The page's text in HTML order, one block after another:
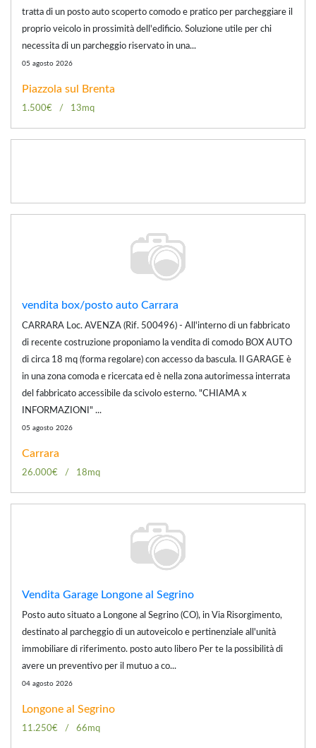
tratta di un posto auto scoperto comodo e pratico per parcheggiare il
proprio veicolo in prossimità dell'edificio. Soluzione utile per chi
necessita di un parcheggio riservato in una...
05 agosto 2026
Piazzola sul Brenta
1.500€ 13mq
vendita box/posto auto Carrara
CARRARA Loc. AVENZA (Rif. 500496) - All'interno di un fabbricato
di recente costruzione proponiamo la vendita di comodo BOX AUTO
di circa 18 mq (forma regolare) con accesso da bascula. Il GARAGE è
in una zona comoda e ricercata ed è nella zona autorimessa interrata
del fabbricato accessibile da scivolo esterno. "CHIAMA x
INFORMAZIONI" ...
05 agosto 2026
Carrara
26.000€ 18mq
Vendita Garage Longone al Segrino
Posto auto situato a Longone al Segrino (CO), in Via Risorgimento,
destinato al parcheggio di un autoveicolo e pertinenziale all'unità
immobiliare di riferimento. posto auto libero Per te la possibilità di
avere un preventivo per il mutuo a co...
04 agosto 2026
Longone al Segrino
11.250€ 66mq